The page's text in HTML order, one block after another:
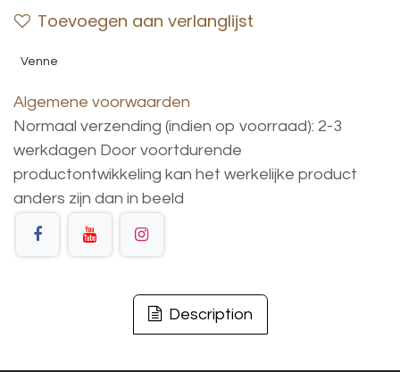
Toevoegen aan verlanglijst
Venne
Algemene voorwaarden
Normaal verzending (indien op voorraad): 2-3
werkdagen Door voortdurende
productontwikkeling kan het werkelijke product
anders zijn dan in beeld
Description